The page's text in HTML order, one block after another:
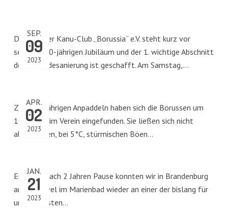
SEP.
09
2023
Der Berliner Kanu-Club „Borussia“ e.V. steht kurz vor
seinem 100-jährigen Jubiläum und der 1. wichtige Abschnitt
der Gebäudesanierung ist geschafft. Am Samstag,…
APR.
02
2023
Zum diesjährigen Anpaddeln haben sich die Borussen um
10.00 Uhr im Verein eingefunden. Sie ließen sich nicht
abschrecken, bei 5°C, stürmischen Böen…
JAN.
21
2023
Endlich… nach 2 Jahren Pause konnten wir in Brandenburg
an der Havel im Marienbad wieder an einer der bislang für
uns schönsten…